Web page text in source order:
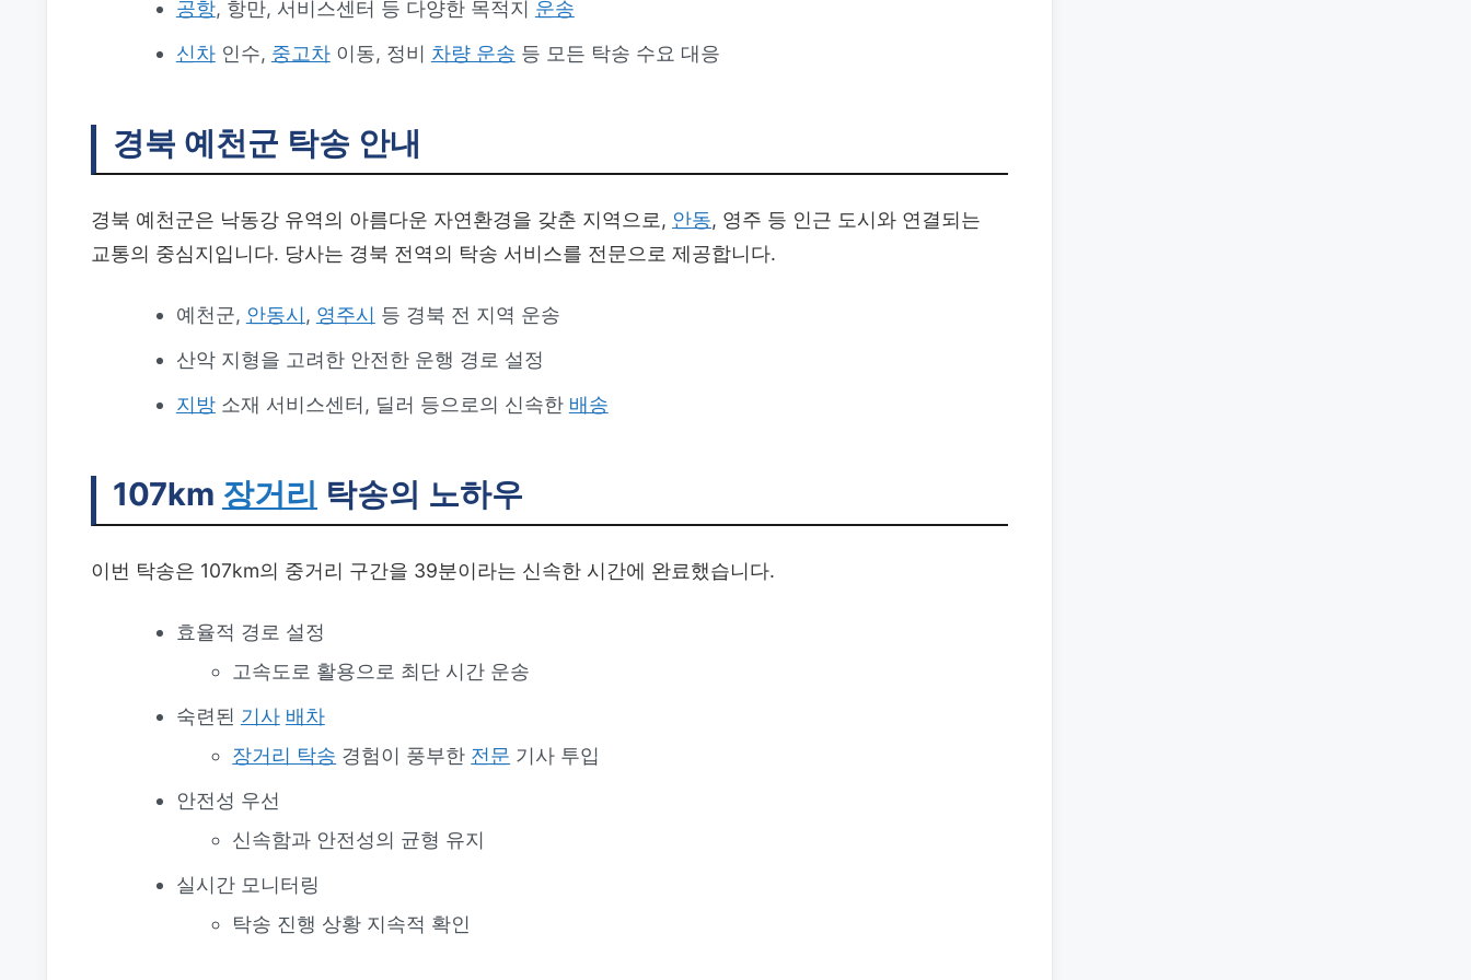
공항, 항만, 서비스센터 등 다양한 목적지 운송
신차인수, 중고차이동, 정비 차량 운송 등 모든 탁송 수요 대응
경북 예천군 탁송 안내
경북 예천군은 낙동강 유역의 아름다운 자연환경을 갖춘 지역으로, 안동, 영주 등 인근 도시와 연결되는
교통의 중심지입니다. 당사는 경북 전역의 탁송 서비스를 전문으로 제공합니다.
예천군, 안동시 , 영주시 등 경북 전 지역 운송
산악 지형을 고려한 안전한 운행 경로 설정
지방소재 서비스센터, 딜러 등으로의 신속한 배송
107km 장거리 탁송의 노하우
이번 탁송은 107km의 중거리 구간을 39분이라는 신속한 시간에 완료했습니다.
효율적 경로 설정
고속도로 활용으로 최단 시간 운송
숙련된 기사 배차
장거리 탁송 경험이 풍부한 전문 기사 투입
안전성 우선
신속함과 안전성의 균형 유지
실시간 모니터링
탁송 진행 상황 지속적 확인